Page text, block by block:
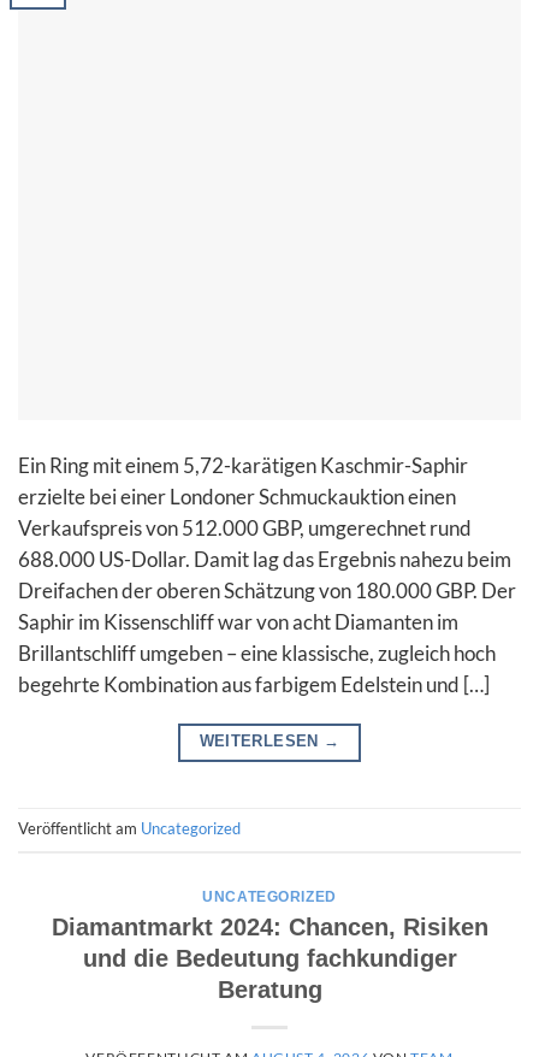
Ein Ring mit einem 5,72-karätigen Kaschmir-Saphir
erzielte bei einer Londoner Schmuckauktion einen
Verkaufspreis von 512.000 GBP, umgerechnet rund
688.000 US-Dollar. Damit lag das Ergebnis nahezu beim
Dreifachen der oberen Schätzung von 180.000 GBP. Der
Saphir im Kissenschliff war von acht Diamanten im
Brillantschliff umgeben – eine klassische, zugleich hoch
begehrte Kombination aus farbigem Edelstein und […]
WEITERLESEN →
Veröffentlicht am Uncategorized
UNCATEGORIZED
Diamantmarkt 2024: Chancen, Risiken
und die Bedeutung fachkundiger
Beratung